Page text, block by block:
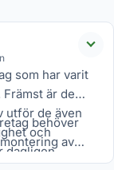
som har varit
är de
utför de även
och
dagligen.
behöver
av
kan Falu